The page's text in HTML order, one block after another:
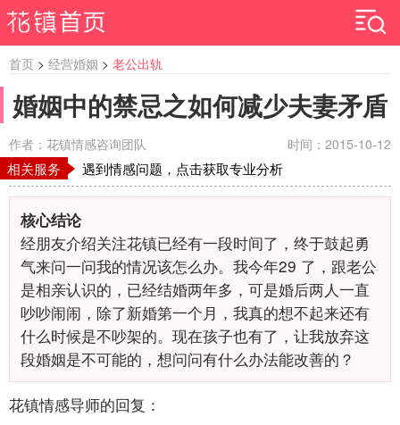
首页 > 经营婚姻 > 老公出轨
婚姻中的禁忌之如何减少夫妻矛盾
作者：花镇情感咨询团队 时间：2015-10-12
相关服务 遇到情感问题，点击获取专业分析
核心结论
经朋友介绍关注花镇已经有一段时间了，终于鼓起勇
气来问一问我的情况该怎么办。我今年29 了，跟老公
是相亲认识的，已经结婚两年多，可是婚后两人一直
吵吵闹闹，除了新婚第一个月，我真的想不起来还有
什么时候是不吵架的。现在孩子也有了，让我放弃这
段婚姻是不可能的，想问问有什么办法能改善的？
花镇情感导师的回复：